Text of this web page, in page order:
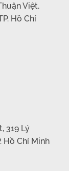
Việt,
Hồ Chí
319 Lý
Hồ Chí Minh